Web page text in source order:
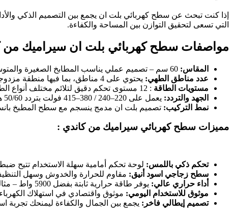
التي تسعى لتحقيق التوازن بين المساحة والكفاءة.
مواصفات سطح كهربائي بلت ان سيراميك من
المقاس:
عدد مناطق الطهي: يحتوي على 4 مناطق، بما فيها منطقة مزدوجة للطهي بأوانٍ كبيرة أو لتحضير أكثر من طبق في آنٍ واحد.
مستويات الطاقة : 12 مستوى تحكم دقيق لتلائم مختلف أنواع الطهي – مثالي لعشاق الطهي المنزلي.
الجهد والتردد: يعمل على 220–240 / 380–415 فولت بتردد 50/60 هرتز
نمط التركيب: تصميم بلت ان مدمج ينسجم مع سطح المطبخ
مميزات سطح كهربائي سيراميك من كاندي :
تحكم ذكي باللمس: لوحة تحكم أمامية سهلة الاستخدام تتيح
سطح زجاجي اسود أنيق: مقاوم للحرارة والخدوش وسهل
أداء حراري عالي: يوفر طاقة حرارية ثابتة بفضل 5900 واط – مثالي للطهي السريع والمتوازن.
موثوق للاستخدام اليومي: موثوق واقتصادي في استهلاك
تصميم إيطالي فاخر : يجمع بين الجمال والكفاءة ليمنحك تجربة